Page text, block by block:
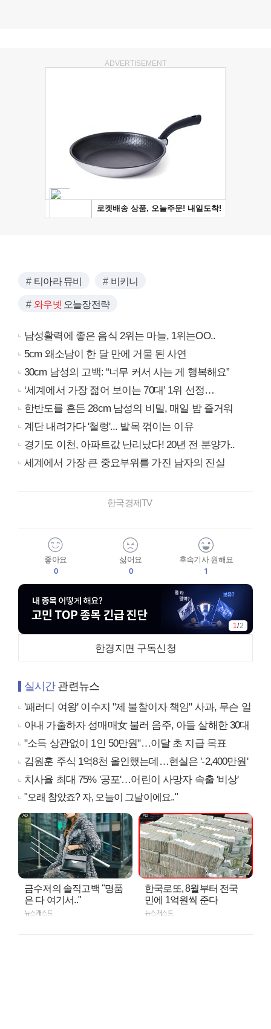
ADVERTISEMENT
티아라 뮤비 비키니
와우넷 오늘장전략
남성활력에 좋은 음식 2위는 마늘, 1위는OO..
5cm 왜소남이 한 달 만에 거물 된 사연
30cm 남성의 고백: “너무 커서 사는 게 행복해요”
‘세계에서 가장 젊어 보이는 70대’ 1위 선정…
한반도를 흔든 28cm 남성의 비밀, 매일 밤 즐거워
계단 내려가다 '철렁'... 발목 꺾이는 이유
경기도 이천, 아파트값 난리났다! 20년 전 분양가..
세계에서 가장 큰 중요부위를 가진 남자의 진실
한국경제TV
좋아요
0
싫어요
0
후속기사 원해요
1
1/2
한경지면 구독신청
실시간관련뉴스
'패러디 여왕' 이수지 "제 불찰이자 책임" 사과, 무슨 일
아내 가출하자 성매매女 불러 음주, 아들 살해한 30대
"소득 상관없이 1인 50만원"…이달 초 지급 목표
김원훈 주식 1억8천 올인했는데…현실은 '-2,400만원'
치사율 최대 75% '공포'…어린이 사망자 속출 '비상'
"오래 참았죠? 자, 오늘이 그날이에요.."
금수저의 솔직고백 "명품
은 다 여기서.."
뉴스캐스트
한국로또, 8월부터 전국
민에 1억원씩 준다
뉴스캐스트